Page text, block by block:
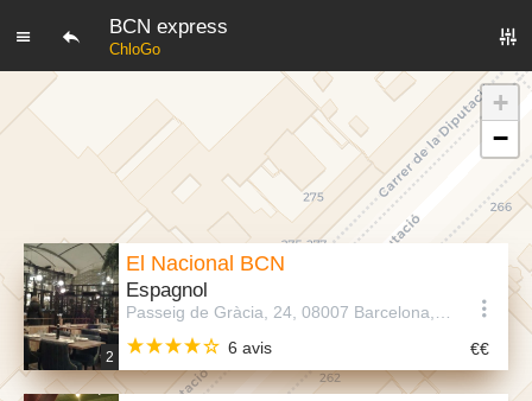
BCN express
ChloGo
2
El Nacional BCN
Espagnol
6 avis
+
−